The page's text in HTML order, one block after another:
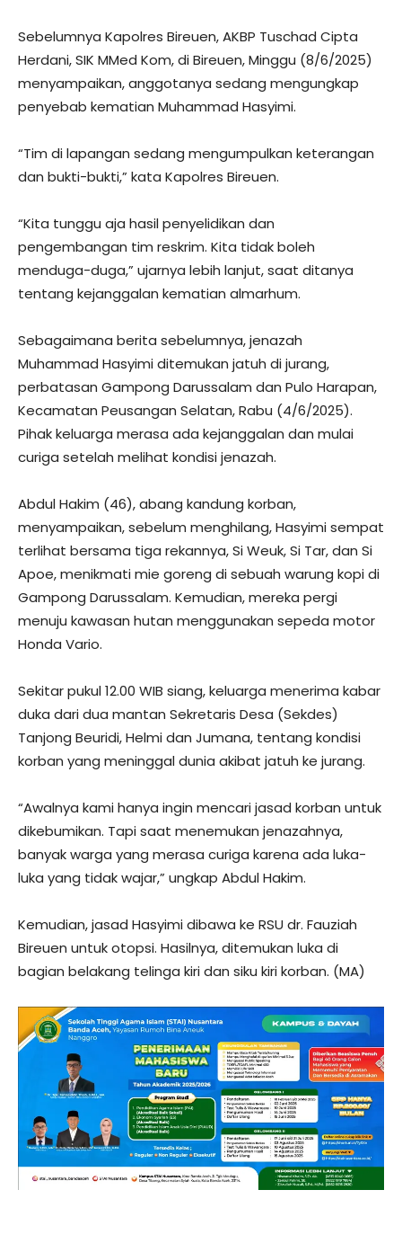
Sebelumnya Kapolres Bireuen, AKBP Tuschad Cipta
Herdani, SIK MMed Kom, di Bireuen, Minggu (8/6/2025)
menyampaikan, anggotanya sedang mengungkap
penyebab kematian Muhammad Hasyimi.
“Tim di lapangan sedang mengumpulkan keterangan
dan bukti-bukti,” kata Kapolres Bireuen.
“Kita tunggu aja hasil penyelidikan dan
pengembangan tim reskrim. Kita tidak boleh
menduga-duga,” ujarnya lebih lanjut, saat ditanya
tentang kejanggalan kematian almarhum.
Sebagaimana berita sebelumnya, jenazah
Muhammad Hasyimi ditemukan jatuh di jurang,
perbatasan Gampong Darussalam dan Pulo Harapan,
Kecamatan Peusangan Selatan, Rabu (4/6/2025).
Pihak keluarga merasa ada kejanggalan dan mulai
curiga setelah melihat kondisi jenazah.
Abdul Hakim (46), abang kandung korban,
menyampaikan, sebelum menghilang, Hasyimi sempat
terlihat bersama tiga rekannya, Si Weuk, Si Tar, dan Si
Apoe, menikmati mie goreng di sebuah warung kopi di
Gampong Darussalam. Kemudian, mereka pergi
menuju kawasan hutan menggunakan sepeda motor
Honda Vario.
Sekitar pukul 12.00 WIB siang, keluarga menerima kabar
duka dari dua mantan Sekretaris Desa (Sekdes)
Tanjong Beuridi, Helmi dan Jumana, tentang kondisi
korban yang meninggal dunia akibat jatuh ke jurang.
“Awalnya kami hanya ingin mencari jasad korban untuk
dikebumikan. Tapi saat menemukan jenazahnya,
banyak warga yang merasa curiga karena ada luka-
luka yang tidak wajar,” ungkap Abdul Hakim.
Kemudian, jasad Hasyimi dibawa ke RSU dr. Fauziah
Bireuen untuk otopsi. Hasilnya, ditemukan luka di
bagian belakang telinga kiri dan siku kiri korban. (MA)